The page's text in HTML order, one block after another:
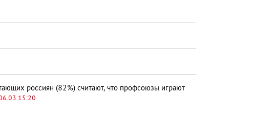
россиян (82%) считают, что профсоюзы играют
15:20